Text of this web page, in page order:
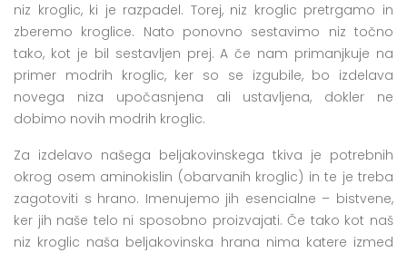
niz kroglic, ki je razpadel. Torej, niz kroglic pretrgamo in
zberemo kroglice. Nato ponovno sestavimo niz točno
tako, kot je bil sestavljen prej. A če nam primanjkuje na
primer modrih kroglic, ker so se izgubile, bo izdelava
novega niza upočasnjena ali ustavljena, dokler ne
dobimo novih modrih kroglic.
Za izdelavo našega beljakovinskega tkiva je potrebnih
okrog osem aminokislin (obarvanih kroglic) in te je treba
zagotoviti s hrano. Imenujemo jih esencialne – bistvene,
ker jih naše telo ni sposobno proizvajati. Če tako kot naš
niz kroglic naša beljakovinska hrana nima katere izmed